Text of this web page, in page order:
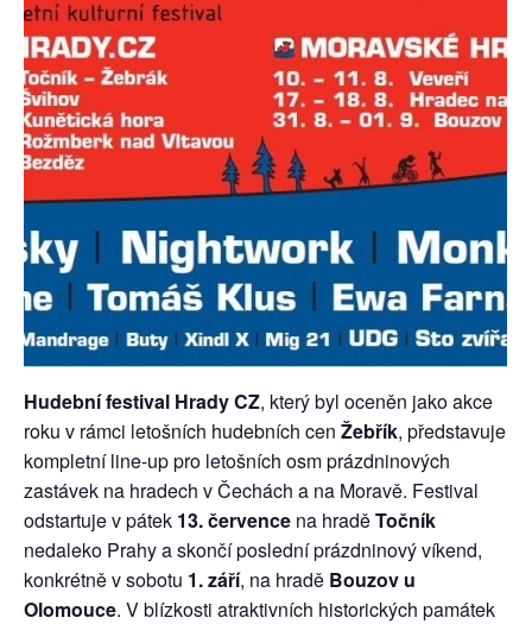
Hudební festival Hrady CZ, který byl oceněn jako akce
roku v rámci letošních hudebních cen Žebřík, představuje
kompletní line-up pro letošních osm prázdninových
zastávek na hradech v Čechách a na Moravě. Festival
odstartuje v pátek 13. července na hraděTočník
nedaleko Prahy a skončí poslední prázdninový víkend,
konkrétně v sobotu 1. září, na hradě Bouzov u
Olomouce. V blízkosti atraktivních historických památek